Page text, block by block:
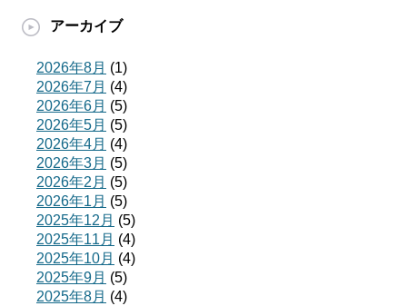
アーカイブ
2026年8月 (1)
2026年7月 (4)
2026年6月 (5)
2026年5月 (5)
2026年4月 (4)
2026年3月 (5)
2026年2月 (5)
2026年1月 (5)
2025年12月 (5)
2025年11月 (4)
2025年10月 (4)
2025年9月 (5)
2025年8月 (4)